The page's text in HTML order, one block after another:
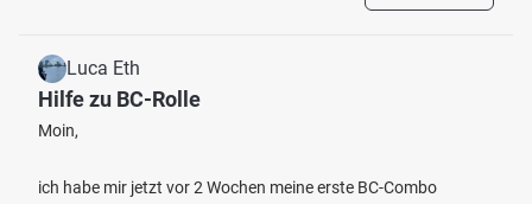
Luca Eth
Hilfe zu BC-Rolle
Moin,
ich habe mir jetzt vor 2 Wochen meine erste BC-Combo